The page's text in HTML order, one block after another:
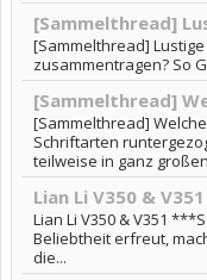
[Sammelthread]
[Sammelthread]
zusammentragen? So
[Sammelthread]
[Sammelthread]
Schriftarten
teilweise in ganz
Lian Li V350 &
Lian Li V350 & V351
Beliebtheit erfreut,
die...